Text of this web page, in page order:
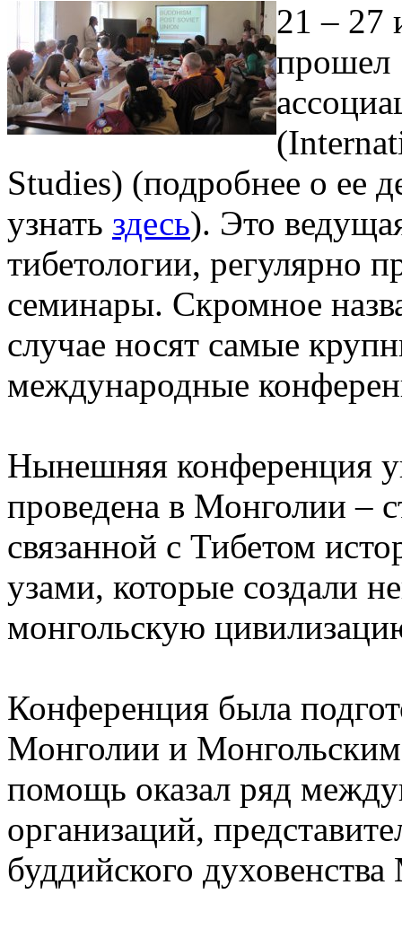
21 – 27
прошел
Studies) (подробнее о ее
узнать здесь). Это
тибетологии, регулярно
семинары. Скромное
случае носят самые
международные
Нынешняя конференция
проведена в Монголии –
связанной с Тибетом
узами, которые создали
монгольскую
Конференция была
Монголии и
помощь оказал ряд
организаций,
буддийского